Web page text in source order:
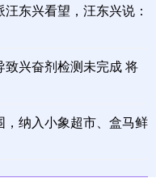
东兴看望，汪东兴说：
兴奋剂检测未完成 将
纳入小象超市、盒马鲜